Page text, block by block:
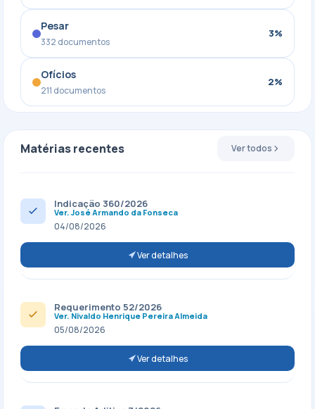
Pesar
332 documentos
3%
Ofícios
211 documentos
2%
Matérias recentes Ver todos
Indicação 360/2026
Ver. José Armando da Fonseca
04/08/2026
Ver detalhes
Requerimento 52/2026
Ver. Nivaldo Henrique Pereira Almeida
05/08/2026
Ver detalhes